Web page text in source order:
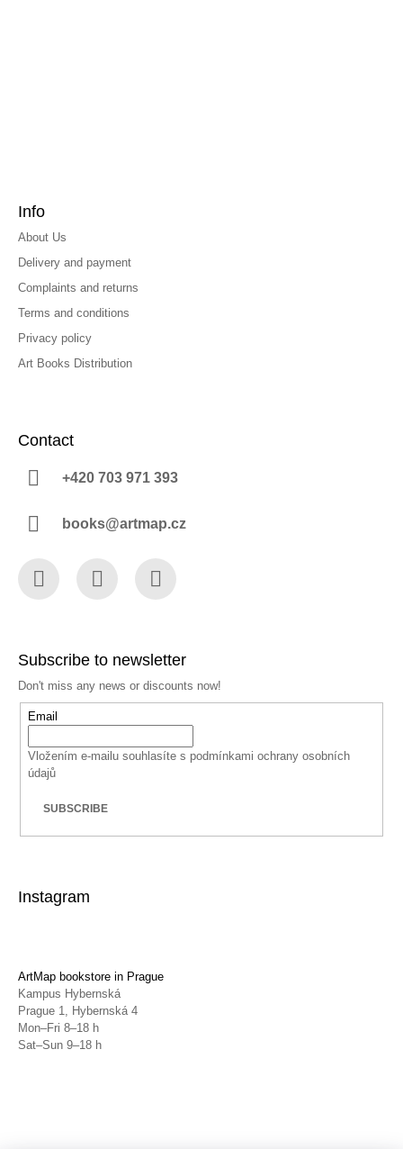
Info
About Us
Delivery and payment
Complaints and returns
Terms and conditions
Privacy policy
Art Books Distribution
Contact
+420 703 971 393
books@artmap.cz
Subscribe to newsletter
Don't miss any news or discounts now!
Email
Vložením e-mailu souhlasíte s podmínkami ochrany osobních
údajů
SUBSCRIBE
Instagram
ArtMap bookstore in Prague
Kampus Hybernská
Prague 1, Hybernská 4
Mon–Fri 8–18 h
Sat–Sun 9–18 h